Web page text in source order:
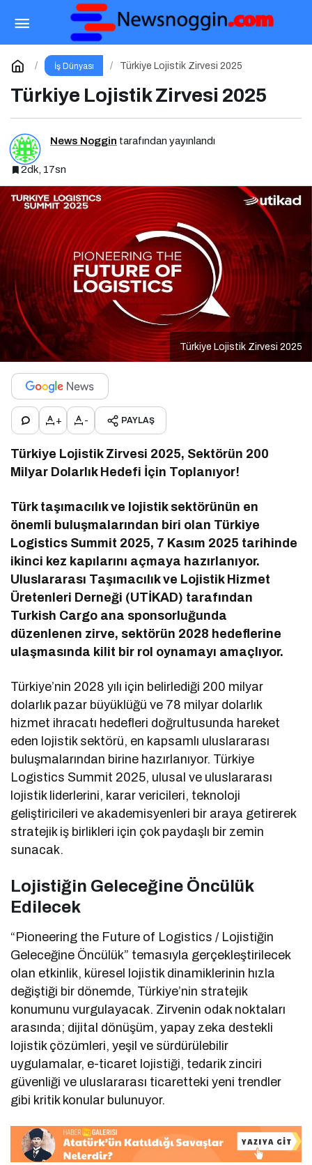
İş Dünyası Türkiye Lojistik Zirvesi 2025
Türkiye Lojistik Zirvesi 2025
News Noggin tarafından yayınlandı
2dk, 17sn
Türkiye Lojistik Zirvesi 2025
+ - PAYLAŞ
Türkiye Lojistik Zirvesi 2025, Sektörün 200
Milyar Dolarlık Hedefi İçin Toplanıyor!
Türk taşımacılık ve lojistik sektörünün en
önemli buluşmalarından biri olan Türkiye
Logistics Summit 2025, 7 Kasım 2025 tarihinde
ikinci kez kapılarını açmaya hazırlanıyor.
Uluslararası Taşımacılık ve Lojistik Hizmet
Üretenleri Derneği (UTİKAD) tarafından
Turkish Cargo ana sponsorluğunda
düzenlenen zirve, sektörün 2028 hedeflerine
ulaşmasında kilit bir rol oynamayı amaçlıyor.
Türkiye’nin 2028 yılı için belirlediği 200 milyar
dolarlık pazar büyüklüğü ve 78 milyar dolarlık
hizmet ihracatı hedefleri doğrultusunda hareket
eden lojistik sektörü, en kapsamlı uluslararası
buluşmalarından birine hazırlanıyor. Türkiye
Logistics Summit 2025, ulusal ve uluslararası
lojistik liderlerini, karar vericileri, teknoloji
geliştiricileri ve akademisyenleri bir araya getirerek
stratejik iş birlikleri için çok paydaşlı bir zemin
sunacak.
Lojistiğin Geleceğine Öncülük
Edilecek
“Pioneering the Future of Logistics / Lojistiğin
Geleceğine Öncülük” temasıyla gerçekleştirilecek
olan etkinlik, küresel lojistik dinamiklerinin hızla
değiştiği bir dönemde, Türkiye’nin stratejik
konumunu vurgulayacak. Zirvenin odak noktaları
arasında; dijital dönüşüm, yapay zeka destekli
lojistik çözümleri, yeşil ve sürdürülebilir
uygulamalar, e-ticaret lojistiği, tedarik zinciri
güvenliği ve uluslararası ticaretteki yeni trendler
gibi kritik konular bulunuyor.
Marketing Haber’de Yazar Olmak İçin Yazarlık
Başvurusu Başladı!
Yorum Yap